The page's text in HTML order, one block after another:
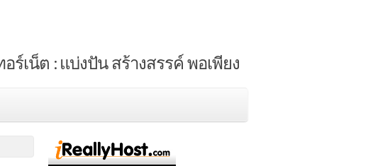
ร์เน็ต : แบ่งปัน สร้างสรรค์ พอเพียง